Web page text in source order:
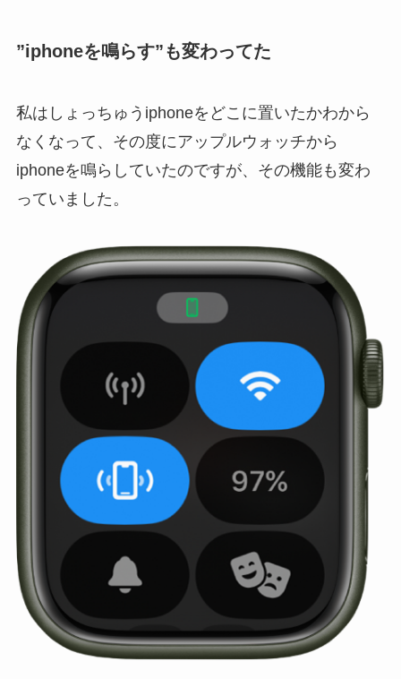
”iphoneを鳴らす”も変わってた
私はしょっちゅうiphoneをどこに置いたかわから
なくなって、その度にアップルウォッチから
iphoneを鳴らしていたのですが、その機能も変わ
っていました。